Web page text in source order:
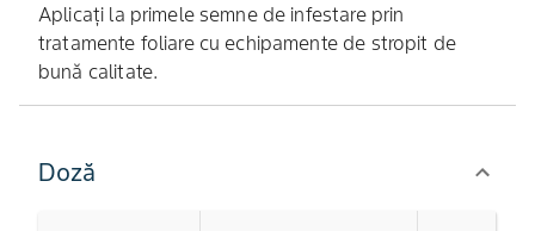
Aplicați la primele semne de infestare prin
tratamente foliare cu echipamente de stropit de
bună calitate.
Doză